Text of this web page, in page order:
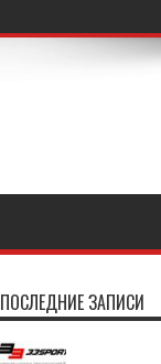
ПОСЛЕДНИЕ ЗАПИСИ